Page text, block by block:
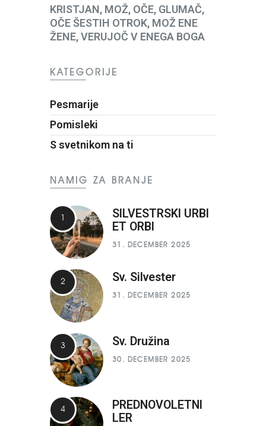
KRISTJAN, MOŽ, OČE, GLUMAČ,
OČE ŠESTIH OTROK, MOŽ ENE
ŽENE, VERUJOČ V ENEGA BOGA
KATEGORIJE
Pesmarije
Pomisleki
S svetnikom na ti
NAMIG ZA BRANJE
SILVESTRSKI URBI
ET ORBI
31. DECEMBER 2025
Sv. Silvester
31. DECEMBER 2025
Sv. Družina
30. DECEMBER 2025
PREDNOVOLETNI
LER